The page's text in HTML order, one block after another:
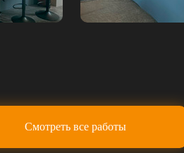
Смотреть все работы